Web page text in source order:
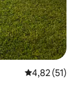
საშუალო
4,82 (51)